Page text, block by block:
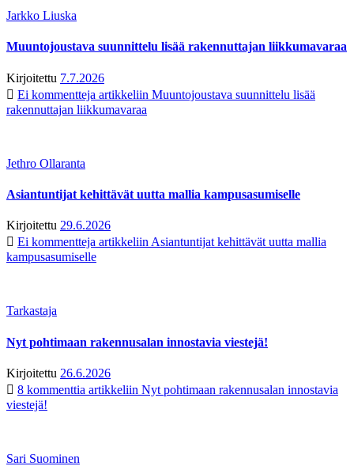
Jarkko Liuska
Muuntojoustava suunnittelu lisää rakennuttajan liikkumavaraa
Kirjoitettu 7.7.2026
Ei kommentteja artikkeliin Muuntojoustava suunnittelu lisää
rakennuttajan liikkumavaraa
Jethro Ollaranta
Asiantuntijat kehittävät uutta mallia kampusasumiselle
Kirjoitettu 29.6.2026
Ei kommentteja artikkeliin Asiantuntijat kehittävät uutta mallia
kampusasumiselle
Tarkastaja
Nyt pohtimaan rakennusalan innostavia viestejä!
Kirjoitettu 26.6.2026
8 kommenttia artikkeliin Nyt pohtimaan rakennusalan innostavia
viestejä!
Sari Suominen